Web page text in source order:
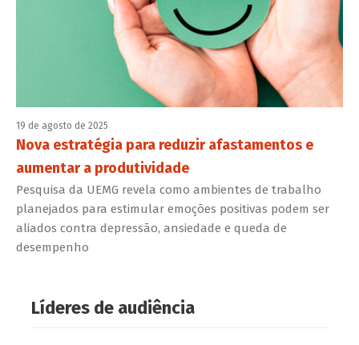
19 de agosto de 2025
Nova estratégia para reduzir afastamentos e
aumentar a produtividade
Pesquisa da UEMG revela como ambientes de trabalho
planejados para estimular emoções positivas podem ser
aliados contra depressão, ansiedade e queda de
desempenho
Líderes de audiência